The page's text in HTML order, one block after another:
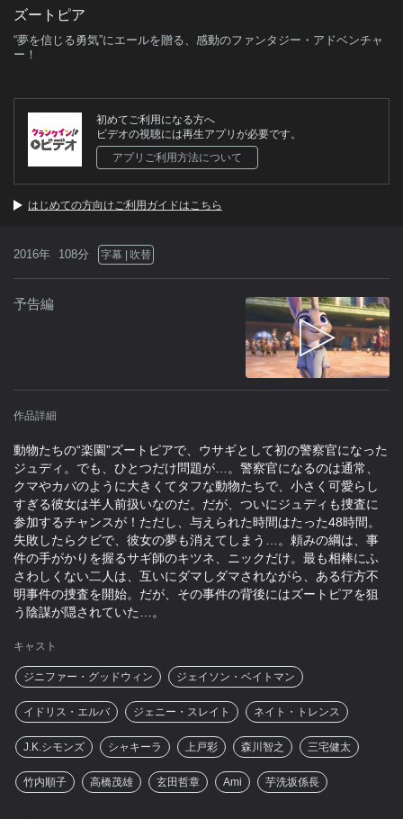
ズートピア
“夢を信じる勇気”にエールを贈る、感動のファンタジー・アドベンチャ
ー！
初めてご利用になる方へ
ビデオの視聴には再生アプリが必要です。
アプリご利用方法について
はじめての方向けご利用ガイドはこちら
2016年 108分 字幕 吹替
予告編
作品詳細
動物たちの“楽園”ズートピアで、ウサギとして初の警察官になった
ジュディ。でも、ひとつだけ問題が…。警察官になるのは通常、
クマやカバのように大きくてタフな動物たちで、小さく可愛らし
すぎる彼女は半人前扱いなのだ。だが、ついにジュディも捜査に
参加するチャンスが！ただし、与えられた時間はたった48時間。
失敗したらクビで、彼女の夢も消えてしまう…。頼みの綱は、事
件の手がかりを握るサギ師のキツネ、ニックだけ。最も相棒にふ
さわしくない二人は、互いにダマしダマされながら、ある行方不
明事件の捜査を開始。だが、その事件の背後にはズートピアを狙
う陰謀が隠されていた…。
キャスト
ジニファー・グッドウィン ジェイソン・ベイトマン
イドリス・エルバ ジェニー・スレイト ネイト・トレンス
J.K.シモンズ シャキーラ 上戸彩 森川智之 三宅健太
竹内順子 高橋茂雄 玄田哲章 Ami 芋洗坂係長